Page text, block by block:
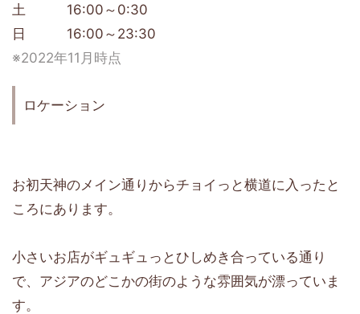
土 16:00～0:30
日 16:00～23:30
※2022年11月時点
ロケーション
お初天神のメイン通りからチョイっと横道に入ったと
ころにあります。
小さいお店がギュギュっとひしめき合っている通り
で、アジアのどこかの街のような雰囲気が漂っていま
す。